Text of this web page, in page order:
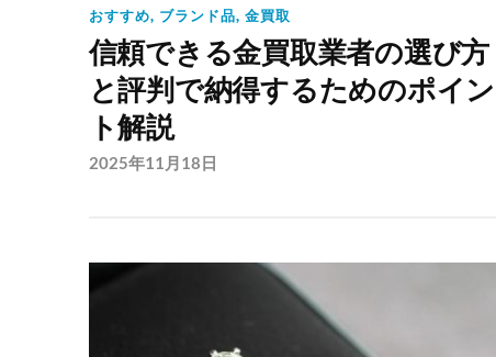
おすすめ, ブランド品, 金買取
信頼できる金買取業者の選び方
と評判で納得するためのポイン
ト解説
2025年11月18日